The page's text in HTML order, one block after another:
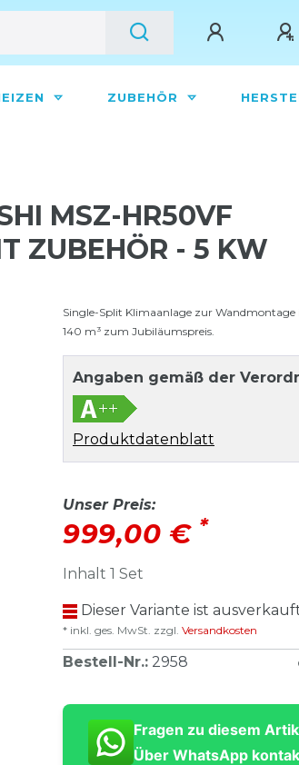
ZUBEHÖR
MSZ-HR50VF
ZUBEHÖR - 5 KW
Single-Split Klimaanlage zur
140 m³ zum Jubiläumspreis.
Angaben gemäß der
Produktdatenblatt
Unser Preis:
999,00 € *
Inhalt 1 Set
Dieser Variante ist
* inkl. ges. MwSt. zzgl. Versandkosten
Bestell-Nr.: 2958
Fragen zu diesem
Über WhatsApp